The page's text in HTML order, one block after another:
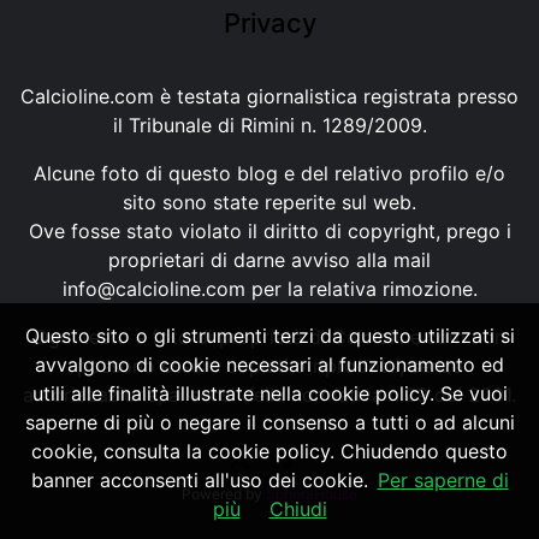
Privacy
Calcioline.com è testata giornalistica registrata presso
il Tribunale di Rimini n. 1289/2009.
Alcune foto di questo blog e del relativo profilo e/o
sito sono state reperite sul web.
Ove fosse stato violato il diritto di copyright, prego i
proprietari di darne avviso alla mail
info@calcioline.com per la relativa rimozione.
Ogni testo e foto di proprietà di Calcioline.com non
possono essere copiati o riprodotti, senza
autorizzazione, ai sensi della normativa n.29 del 2001.
Powered by SpheraHouse
Questo sito o gli strumenti terzi da questo utilizzati si
avvalgono di cookie necessari al funzionamento ed
utili alle finalità illustrate nella cookie policy. Se vuoi
saperne di più o negare il consenso a tutti o ad alcuni
cookie, consulta la cookie policy. Chiudendo questo
banner acconsenti all'uso dei cookie. Per saperne di
più
Chiudi